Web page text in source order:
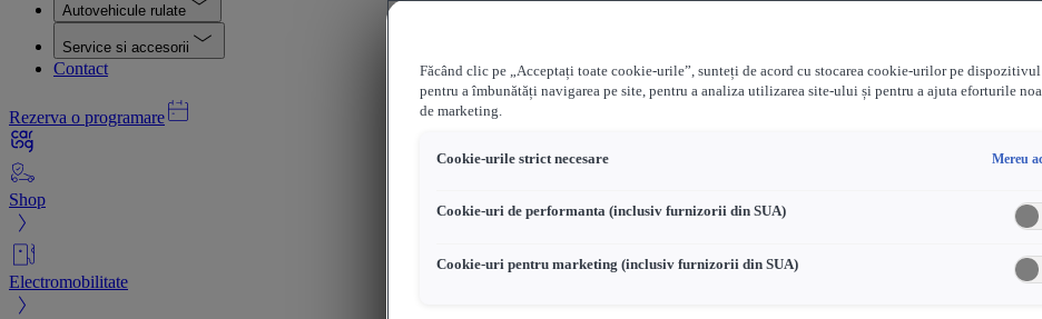
Autovehicule rulate
Service si accesorii
Contact
Rezerva o programare
Shop
Electromobilitate
Făcând clic pe „Acceptați toate cookie-urile”, sunteți de acord cu stocarea cookie-urilor pe
pentru a îmbunătăți navigarea pe site, pentru a analiza utilizarea site-ului și pentru a ajuta eforturile
de marketing.
Cookie-urile strict necesare Mereu
Cookie-uri de performanta (inclusiv furnizorii din SUA)
Cookie-uri pentru marketing (inclusiv furnizorii din SUA)